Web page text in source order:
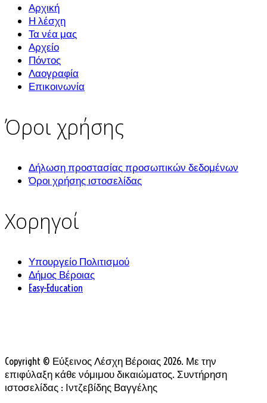
Αρχική
Η λέσχη
Τα νέα μας
Αρχείο
Πόντος
Λαογραφία
Επικοινωνία
Όροι χρήσης
Δήλωση προστασίας προσωπικών δεδομένων
Όροι χρήσης ιστοσελίδας
Χορηγοί
Υπουργείο Πολιτισμού
Δήμος Βέροιας
Easy-Education
Copyright © Εύξεινος Λέσχη Βέροιας 2026. Με την
επιφύλαξη κάθε νόμιμου δικαιώματος. Συντήρηση
ιστοσελίδας : Ιντζεβίδης Βαγγέλης